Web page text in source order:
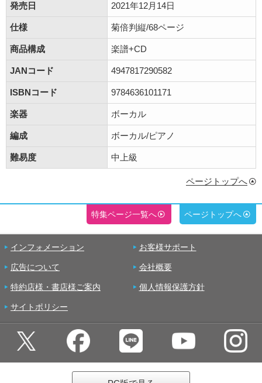
発売日 2021年12月14日
仕様 菊倍判縦/68ページ
商品構成 楽譜+CD
JANコード 4947817290582
ISBNコード 9784636101171
楽器 ボーカル
編成 ボーカル/ピアノ
難易度 中上級
ページトップへ
特集ページ一覧へ ページトップへ
インフォメーション お客様サポート
広告について 会社概要
特約店様・書店様ご案内 個人情報保護方針
サイトポリシー